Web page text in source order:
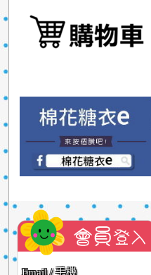
Email / 手機